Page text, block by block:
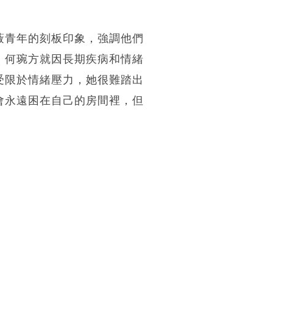
年的刻板印象，強調他們
琬方就因長期疾病和情緒
於情緒壓力，她很難踏出
遠困在自己的房間裡，但